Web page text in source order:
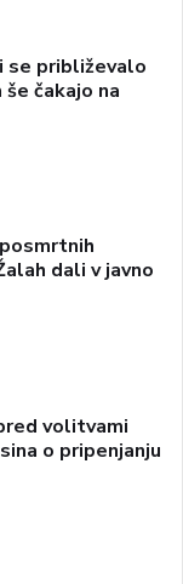
se približevalo
čakajo na
dali v javno
volitvami
o pripenjanju